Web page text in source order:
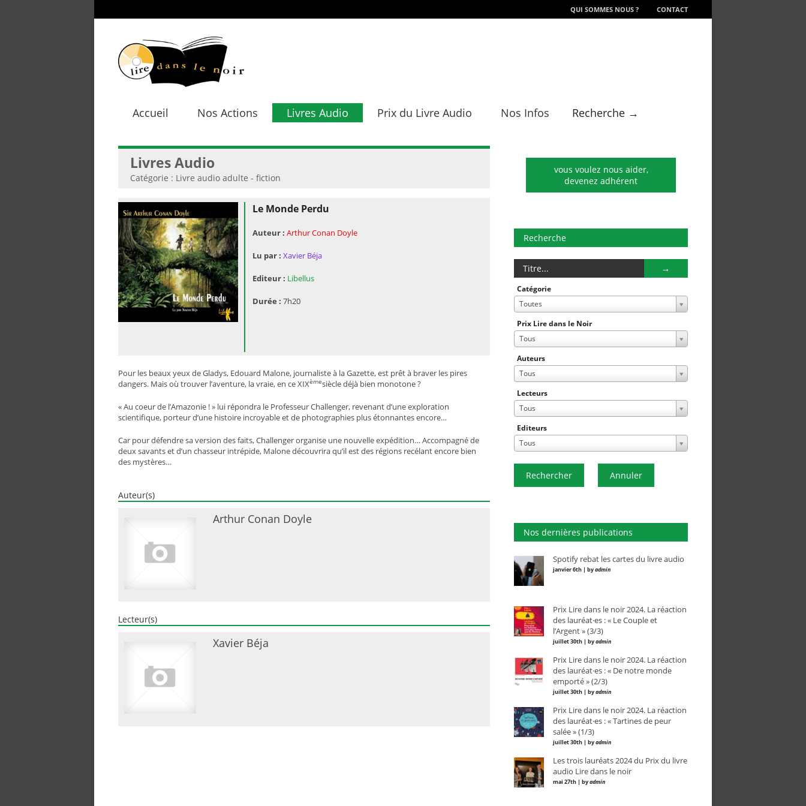
QUI SOMMES NOUS ? CONTACT
Accueil Nos Actions Livres Audio Prix du Livre Audio Nos Infos Recherche →
Livres Audio
Catégorie : Livre audio adulte - fiction
Le Monde Perdu
Auteur : Arthur Conan Doyle
Lu par : Xavier Béja
Editeur : Libellus
Durée : 7h20
Pour les beaux yeux de Gladys, Edouard Malone, journaliste à la Gazette, est prêt à braver les pires
dangers. Mais où trouver l’aventure, la vraie, en ce XIXèmesiècle déjà bien monotone ?
« Au coeur de l’Amazonie ! » lui répondra le Professeur Challenger, revenant d’une exploration
scientifique, porteur d’une histoire incroyable et de photographies plus étonnantes encore…
Car pour défendre sa version des faits, Challenger organise une nouvelle expédition… Accompagné de
deux savants et d’un chasseur intrépide, Malone découvrira qu’il est des régions recélant encore bien
des mystères…
Auteur(s)
Arthur Conan Doyle
Lecteur(s)
Xavier Béja
vous voulez nous aider,
devenez adhérent
Recherche
Catégorie
Toutes
Prix Lire dans le Noir
Tous
Auteurs
Tous
Lecteurs
Tous
Editeurs
Tous
Rechercher Annuler
Nos dernières publications
Spotify rebat les cartes du livre audio
janvier 6th | byadmin
Prix Lire dans le noir 2024. La réaction
des lauréat·es : « Le Couple et
l’Argent » (3/3)
juillet 30th | byadmin
Prix Lire dans le noir 2024. La réaction
des lauréat·es : « De notre monde
emporté » (2/3)
juillet 30th | byadmin
Prix Lire dans le noir 2024. La réaction
des lauréat·es : « Tartines de peur
salée » (1/3)
juillet 30th | byadmin
Les trois lauréats 2024 du Prix du livre
audio Lire dans le noir
mai 27th | byadmin